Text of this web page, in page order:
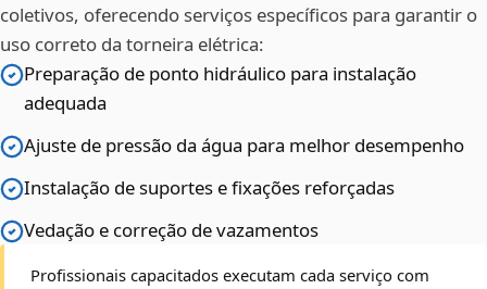
coletivos, oferecendo serviços específicos para garantir o
uso correto da torneira elétrica:
Preparação de ponto hidráulico para instalação
adequada
Ajuste de pressão da água para melhor desempenho
Instalação de suportes e fixações reforçadas
Vedação e correção de vazamentos
Profissionais capacitados executam cada serviço com